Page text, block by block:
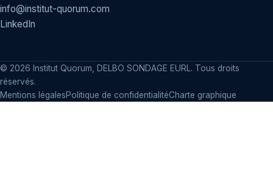
info@institut-quorum.com
LinkedIn
© 2026 Institut Quorum, DELBO SONDAGE EURL. Tous droits
réservés.
Mentions légalesPolitique de confidentialitéCharte graphique